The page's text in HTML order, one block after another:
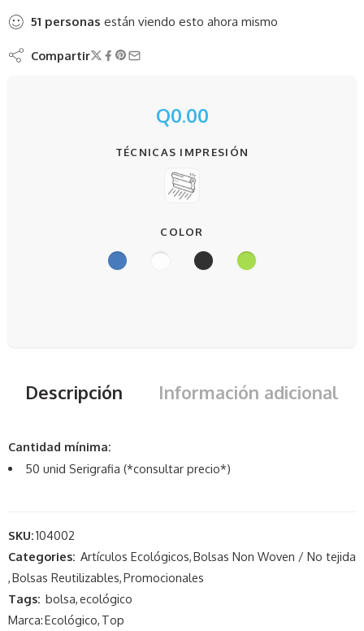
51 personas están viendo esto ahora mismo
Compartir
Q0.00
TÉCNICAS IMPRESIÓN
COLOR
Descripción Información adicional
Cantidad mínima:
50 unid Serigrafia (*consultar precio*)
SKU:104002
Categories: Artículos Ecológicos,Bolsas Non Woven / No tejida
,Bolsas Reutilizables,Promocionales
Tags: bolsa,ecológico
Marca:Ecológico, Top